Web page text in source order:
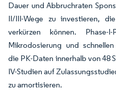
Dauer und Abbruchraten
II/III-Wege zu investieren,
verkürzen können. Phase-
Mikrodosierung und
die PK-Daten innerhalb von 48
IV-Studien auf
zu amortisieren.